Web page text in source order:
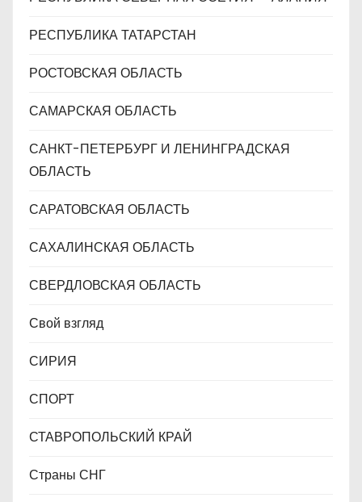
РЕСПУБЛИКА ТАТАРСТАН
РОСТОВСКАЯ ОБЛАСТЬ
САМАРСКАЯ ОБЛАСТЬ
САНКТ-ПЕТЕРБУРГ И ЛЕНИНГРАДСКАЯ
ОБЛАСТЬ
САРАТОВСКАЯ ОБЛАСТЬ
САХАЛИНСКАЯ ОБЛАСТЬ
СВЕРДЛОВСКАЯ ОБЛАСТЬ
Свой взгляд
СИРИЯ
СПОРТ
СТАВРОПОЛЬСКИЙ КРАЙ
Страны СНГ